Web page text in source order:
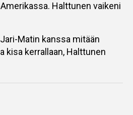
Halttunen vaikeni
Matin kanssa mitään
kisa kerrallaan, Halttunen